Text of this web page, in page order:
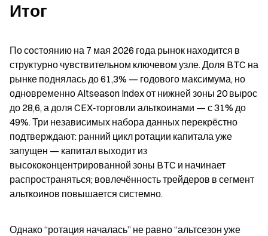
Итог
По состоянию на 7 мая 2026 года рынок находится в
структурно чувствительном ключевом узле. Доля BTC на
рынке поднялась до 61,3% — годового максимума, но
одновременно Altseason Index от нижней зоны 20 вырос
до 28,6, а доля CEX‑торговли альткоинами — с 31% до
49%. Три независимых набора данных перекрёстно
подтверждают: ранний цикл ротации капитала уже
запущен — капитал выходит из
высококонцентрированной зоны BTC и начинает
распространяться; вовлечённость трейдеров в сегмент
альткоинов повышается системно.
Однако “ротация началась” не равно “альтсезон уже